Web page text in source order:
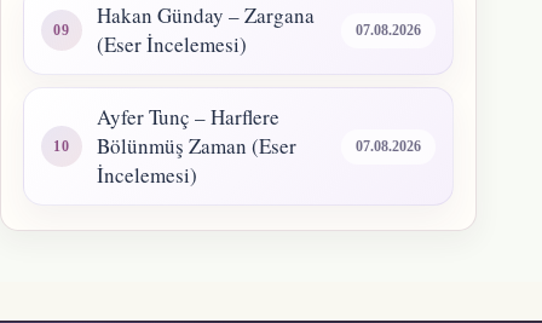
Hakan Günday – Zargana
(Eser İncelemesi)
07.08.2026
Ayfer Tunç – Harflere
Bölünmüş Zaman (Eser
İncelemesi)
07.08.2026